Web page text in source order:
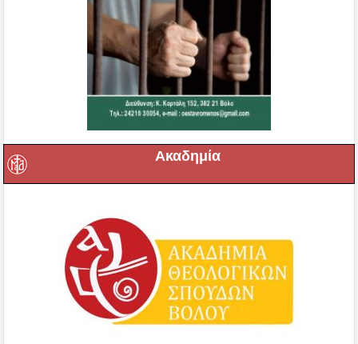
Ακαδημία